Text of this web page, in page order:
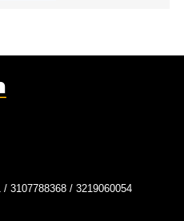
3107788368 / 3219060054